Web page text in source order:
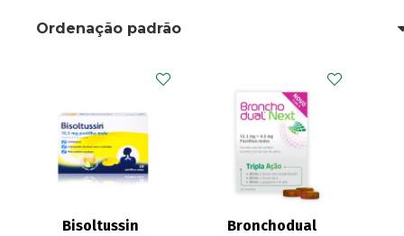
Bisoltussin
Bronchodual